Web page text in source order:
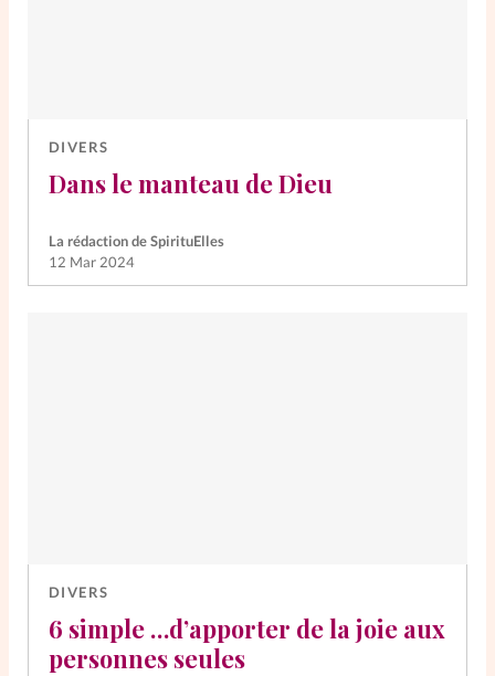
DIVERS
Dans le manteau de Dieu
La rédaction de SpirituElles
12 Mar 2024
DIVERS
6 simple …d’apporter de la joie aux
personnes seules